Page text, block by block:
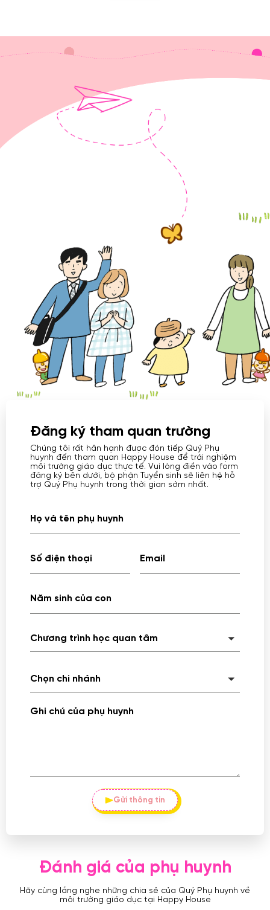
Đăng ký tham quan trường
Chúng tôi rất hân hạnh được đón tiếp Quý Phụ
huynh đến tham quan Happy House để trải nghiệm
môi trường giáo dục thực tế. Vui lòng điền vào form
đăng ký bên dưới, bộ phận Tuyển sinh sẽ liên hệ hỗ
trợ Quý Phụ huynh trong thời gian sớm nhất.
Chương trình học quan tâm
Chọn chi nhánh
Gửi thông tin
Đánh giá của phụ huynh
Hãy cùng lắng nghe những chia sẻ của Quý Phụ huynh về
môi trường giáo dục tại Happy House